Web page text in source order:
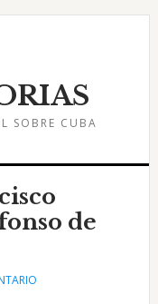
SOBRE CUBA
de